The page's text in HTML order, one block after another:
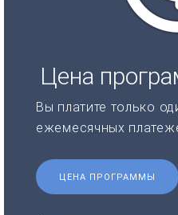
Цена
Вы платите только
ежемесячных
ЦЕНА ПРОГРАММЫ